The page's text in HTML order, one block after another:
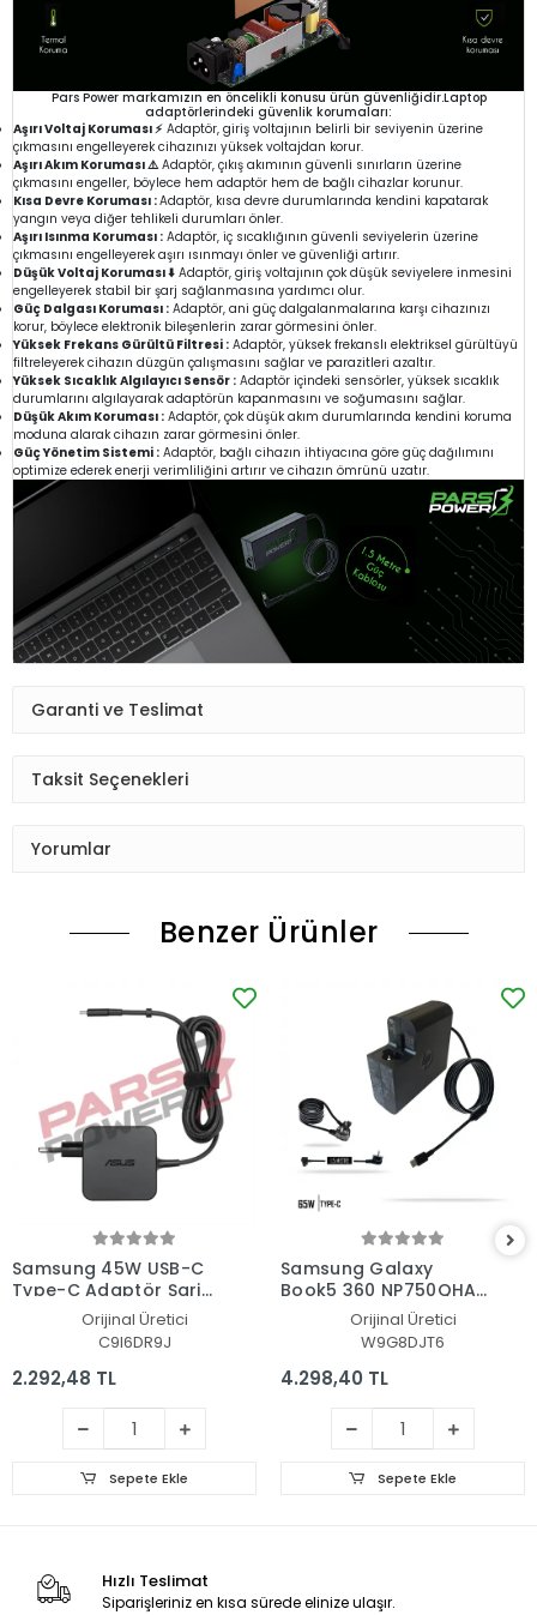
Pars Power markamızın en öncelikli konusu ürün güvenliğidir.Laptop
adaptörlerindeki güvenlik korumaları:
Aşırı Voltaj Koruması ⚡ Adaptör, giriş voltajının belirli bir seviyenin üzerine
çıkmasını engelleyerek cihazınızı yüksek voltajdan korur.
Aşırı Akım Koruması ⚠️Adaptör, çıkış akımının güvenli sınırların üzerine
çıkmasını engeller, böylece hem adaptör hem de bağlı cihazlar korunur.
Kısa Devre Koruması :Adaptör, kısa devre durumlarında kendini kapatarak
yangın veya diğer tehlikeli durumları önler.
Aşırı Isınma Koruması : Adaptör, iç sıcaklığının güvenli seviyelerin üzerine
çıkmasını engelleyerek aşırı ısınmayı önler ve güvenliği artırır.
Düşük Voltaj Koruması ⬇️ Adaptör, giriş voltajının çok düşük seviyelere inmesini
engelleyerek stabil bir şarj sağlanmasına yardımcı olur.
Güç Dalgası Koruması : Adaptör, ani güç dalgalanmalarına karşı cihazınızı
korur, böylece elektronik bileşenlerin zarar görmesini önler.
Yüksek Frekans Gürültü Filtresi : Adaptör, yüksek frekanslı elektriksel gürültüyü
filtreleyerek cihazın düzgün çalışmasını sağlar ve parazitleri azaltır.
Yüksek Sıcaklık Algılayıcı Sensör : Adaptör içindeki sensörler, yüksek sıcaklık
durumlarını algılayarak adaptörün kapanmasını ve soğumasını sağlar.
Düşük Akım Koruması : Adaptör, çok düşük akım durumlarında kendini koruma
moduna alarak cihazın zarar görmesini önler.
Güç Yönetim Sistemi : Adaptör, bağlı cihazın ihtiyacına göre güç dağılımını
optimize ederek enerji verimliliğini artırır ve cihazın ömrünü uzatır.
Garanti ve Teslimat
Taksit Seçenekleri
Yorumlar
Benzer Ürünler
Samsung 45W USB-C
Type-C Adaptör Şarj
Aleti-CihazıOrijinal Üretici
C9I6DR9J
2.292,48 TL
Sepete Ekle
Samsung Galaxy
Book5 360 NP750QHA-
K00TT Adaptör Şarj
Aleti-Cihazı
Orijinal Üretici
W9G8DJT6
4.298,40 TL
Sepete Ekle
Hızlı Teslimat
Siparişleriniz en kısa sürede elinize ulaşır.